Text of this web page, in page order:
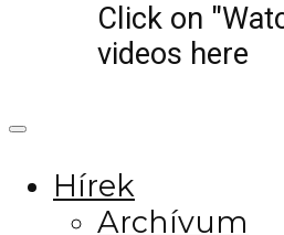
Click on
videos here
Hírek
Archívum